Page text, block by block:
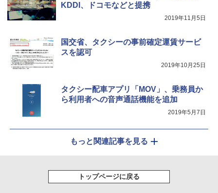
￥-
￥7,884
KDDI、ドコモなどと提携
2019年11月5日
国交省、タクシーの事前確定運賃サービ
スを認可
2019年10月25日
タクシー配車アプリ「MOV」、乗務員か
ら利用者への音声通話機能を追加
2019年5月7日
もっと関連記事を見る
トップページに戻る